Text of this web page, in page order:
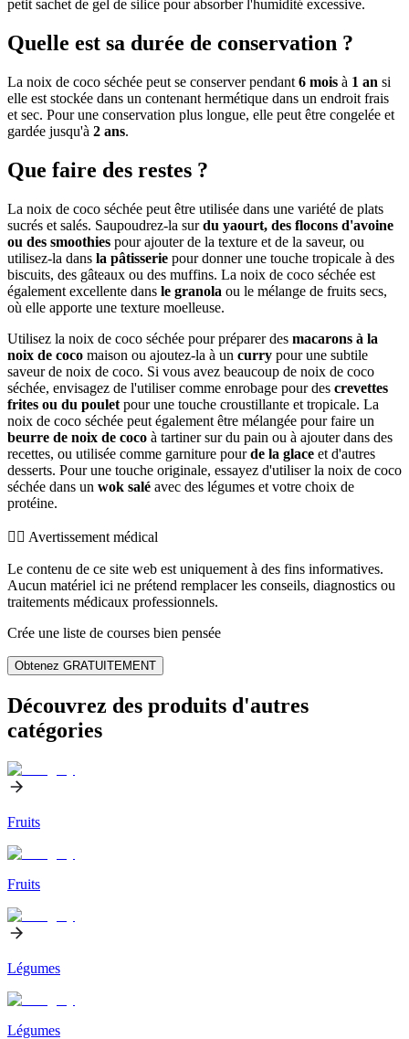
petit sachet de gel de silice pour absorber l'humidité excessive.
Quelle est sa durée de conservation ?
La noix de coco séchée peut se conserver pendant 6 mois à 1 an si
elle est stockée dans un contenant hermétique dans un endroit frais
et sec. Pour une conservation plus longue, elle peut être congelée et
gardée jusqu'à 2 ans.
Que faire des restes ?
La noix de coco séchée peut être utilisée dans une variété de plats
sucrés et salés. Saupoudrez-la surdu yaourt, des flocons d'avoine
ou des smoothies pour ajouter de la texture et de la saveur, ou
utilisez-la dans la pâtisserie pour donner une touche tropicale à des
biscuits, des gâteaux ou des muffins. La noix de coco séchée est
également excellente dans le granola ou le mélange de fruits secs,
où elle apporte une texture moelleuse.
Utilisez la noix de coco séchée pour préparer des macarons à la
noix de coco maison ou ajoutez-la à un curry pour une subtile
saveur de noix de coco. Si vous avez beaucoup de noix de coco
séchée, envisagez de l'utiliser comme enrobage pour des crevettes
frites ou du poulet pour une touche croustillante et tropicale. La
noix de coco séchée peut également être mélangée pour faire un
beurre de noix de coco à tartiner sur du pain ou à ajouter dans des
recettes, ou utilisée comme garniture pourde la glace et d'autres
desserts. Pour une touche originale, essayez d'utiliser la noix de coco
séchée dans un wok salé avec des légumes et votre choix de
protéine.
👨‍⚕️️ Avertissement médical
Le contenu de ce site web est uniquement à des fins informatives.
Aucun matériel ici ne prétend remplacer les conseils, diagnostics ou
traitements médicaux professionnels.
Crée une liste de courses bien pensée
Obtenez GRATUITEMENT
Découvrez des produits d'autres
catégories
Fruits
Fruits
Légumes
Légumes